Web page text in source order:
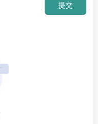
提交